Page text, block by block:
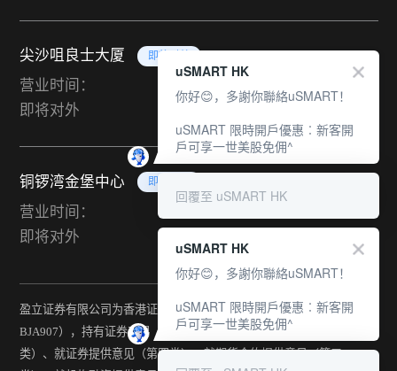
尖沙咀良士大厦 即将对外
营业时间：
即将对外
铜锣湾金堡中心 即将对外
营业时间：
即将对外
盈立证券有限公司为香港证监会持牌法团（中央编号：
BJA907），持有证券交易（第一类）、期货合约交易（第二
类）、就证券提供意见（第四类）、就期货合约提供意见（第五
uSMART HK
你好😊，多謝你聯絡uSMART！
uSMART 限時開戶優惠︰新客開
戶可享一世美股免佣^
回覆至 uSMART HK
uSMART HK
你好😊，多謝你聯絡uSMART！
uSMART 限時開戶優惠︰新客開
戶可享一世美股免佣^